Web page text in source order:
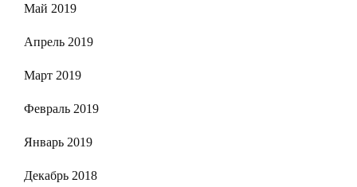
Май 2019
Апрель 2019
Март 2019
Февраль 2019
Январь 2019
Декабрь 2018